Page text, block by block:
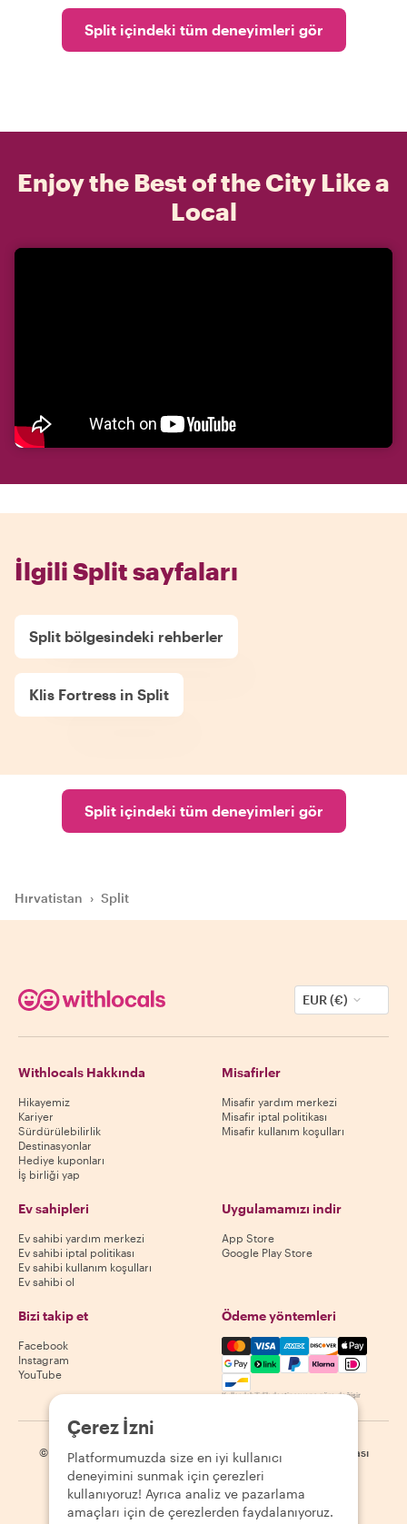
Split içindeki tüm deneyimleri gör
Enjoy the Best of the City Like a
Local
İlgili Split sayfaları
Split bölgesindeki rehberler
Klis Fortress in Split
Split içindeki tüm deneyimleri gör
Hırvatistan › Split
EUR (€)
Withlocals Hakkında
Hikayemiz
Kariyer
Sürdürülebilirlik
Destinasyonlar
Hediye kuponları
İş birliği yap
Misafirler
Misafir yardım merkezi
Misafir iptal politikası
Misafir kullanım koşulları
Ev sahipleri
Ev sahibi yardım merkezi
Ev sahibi iptal politikası
Ev sahibi kullanım koşulları
Ev sahibi ol
Uygulamamızı indir
App Store
Google Play Store
Bizi takip et
Facebook
Instagram
YouTube
Ödeme yöntemleri
Mastercard, Visa, Amex,
Kullanılabilirlik destinasyona göre değişir
© 2026 Withlocals.com Gizlilik Politikası | Site haritası
Çerez İzni
Platformumuzda size en iyi kullanıcı
deneyimini sunmak için çerezleri
kullanıyoruz! Ayrıca analiz ve pazarlama
amaçları için de çerezlerden faydalanıyoruz.